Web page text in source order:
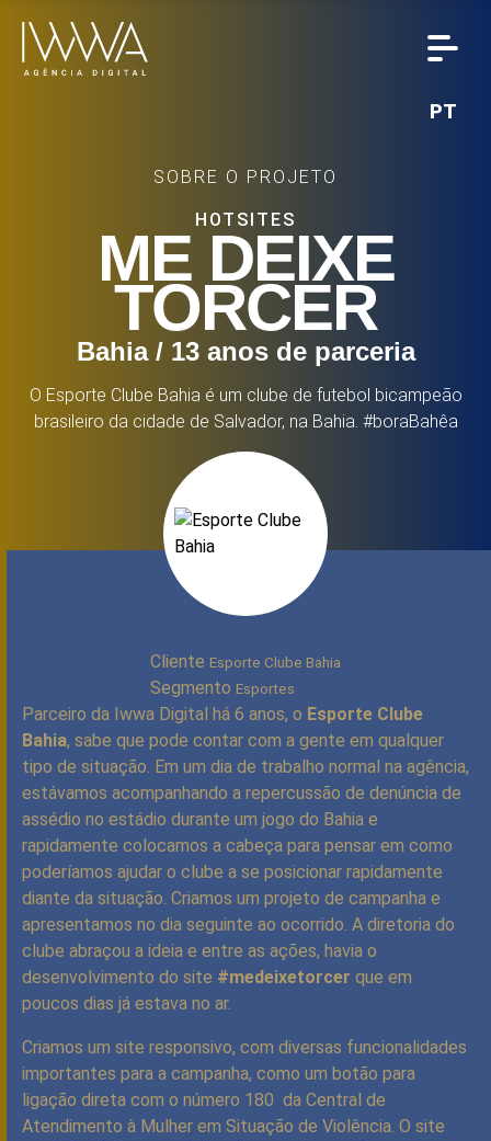
PT
SOBRE O PROJETO
HOTSITES
ME DEIXE
TORCER
Bahia / 13 anos de parceria
O Esporte Clube Bahia é um clube de futebol bicampeão
brasileiro da cidade de Salvador, na Bahia. #boraBahêa
Cliente Esporte Clube Bahia
Segmento Esportes
Parceiro da Iwwa Digital há 6 anos, o Esporte Clube
Bahia, sabe que pode contar com a gente em qualquer
tipo de situação. Em um dia de trabalho normal na agência,
estávamos acompanhando a repercussão de denúncia de
assédio no estádio durante um jogo do Bahia e
rapidamente colocamos a cabeça para pensar em como
poderíamos ajudar o clube a se posicionar rapidamente
diante da situação. Criamos um projeto de campanha e
apresentamos no dia seguinte ao ocorrido. A diretoria do
clube abraçou a ideia e entre as ações, havia o
desenvolvimento do site #medeixetorcer que em
poucos dias já estava no ar.
Criamos um site responsivo, com diversas funcionalidades
importantes para a campanha, como um botão para
ligação direta com o número 180 da Central de
Atendimento à Mulher em Situação de Violência. O site